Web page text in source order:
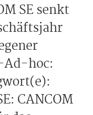
SE senkt
Ad-hoc:
CANCOM